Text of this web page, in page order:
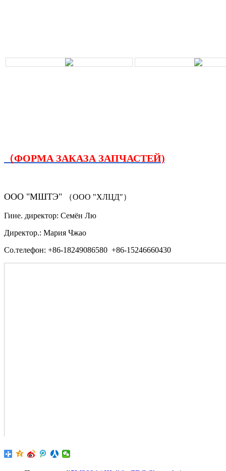
（ФОРМА ЗАКАЗА ЗАПЧАСТЕЙ)
ООО "МШТЭ" （ООО "ХЛЦД"）
Гине. директор: Семён Лю
Директор.: Мария Чжао
Со.телефон: +86-18249086580 +86-15246660430